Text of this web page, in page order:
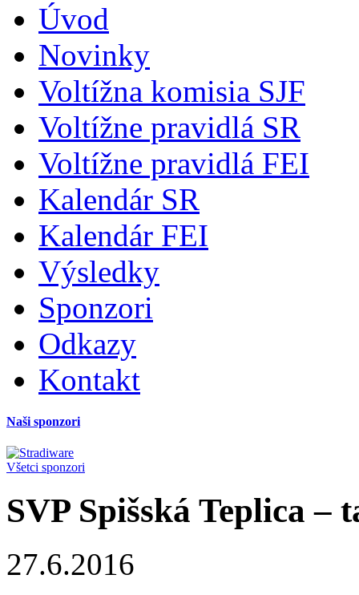
Úvod
Novinky
Voltížna komisia SJF
Voltížne pravidlá SR
Voltížne pravidlá FEI
Kalendár SR
Kalendár FEI
Výsledky
Sponzori
Odkazy
Kontakt
Naši sponzori
Všetci sponzori
SVP Spišská Teplica –
27.6.2016